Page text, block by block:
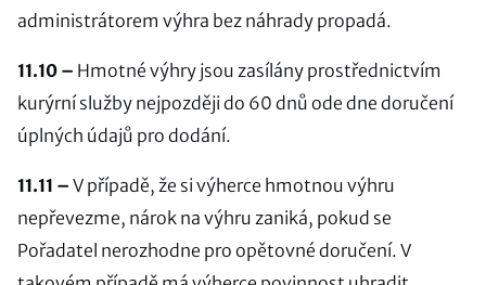
administrátorem výhra bez náhrady propadá.
11.10 – Hmotné výhry jsou zasílány prostřednictvím
kurýrní služby nejpozději do 60 dnů ode dne doručení
úplných údajů pro dodání.
11.11 – V případě, že si výherce hmotnou výhru
nepřevezme, nárok na výhru zaniká, pokud se
Pořadatel nerozhodne pro opětovné doručení. V